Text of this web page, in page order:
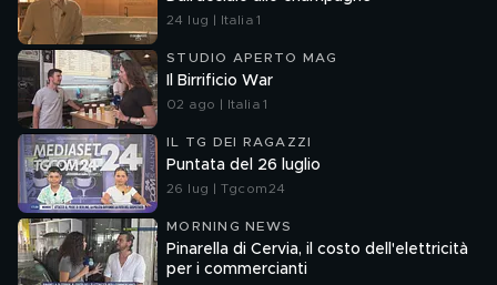
24 lug | Italia 1
STUDIO APERTO MAG
Il Birrificio War
02 ago | Italia 1
IL TG DEI RAGAZZI
Puntata del 26 luglio
26 lug | Tgcom24
MORNING NEWS
Pinarella di Cervia, il costo dell'elettricità
per i commercianti